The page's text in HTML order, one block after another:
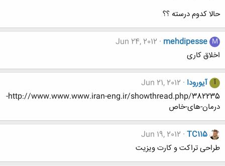
حالا کدوم درسته ؟؟
M
mehdipesse
Jun 24, 2012
اخلاق کاری
آ آیورودا Jun 21, 2012
http://www.www.www.iran-eng.ir/showthread.php/382235-
درمان-های-خاص
TC115
Jun 19, 2012
طراحی تراکت و کارت ویزیت